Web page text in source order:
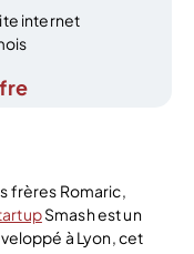
internet
frères Romaric,
Smash est un
à Lyon, cet